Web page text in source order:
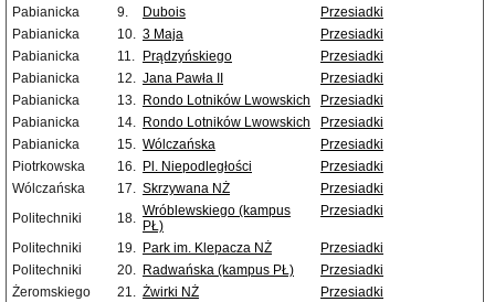
Pabianicka
9. Dubois
Przesiadki
Pabianicka
10. 3 Maja
Przesiadki
Pabianicka
11. Prądzyńskiego
Przesiadki
Pabianicka
12. Jana Pawła II
Przesiadki
Pabianicka
13. Rondo Lotników Lwowskich
Przesiadki
Pabianicka
14. Rondo Lotników Lwowskich
Przesiadki
Pabianicka
15. Wólczańska
Przesiadki
Piotrkowska
16. Pl. Niepodległości
Przesiadki
Wólczańska
17. Skrzywana NŻ
Przesiadki
Politechniki
18. Wróblewskiego (kampus
PŁ)
Przesiadki
Politechniki 19. Park im. Klepacza NŻ
Przesiadki
Politechniki
20. Radwańska (kampus PŁ)
Przesiadki
Żeromskiego
21. Żwirki NŻ
Przesiadki